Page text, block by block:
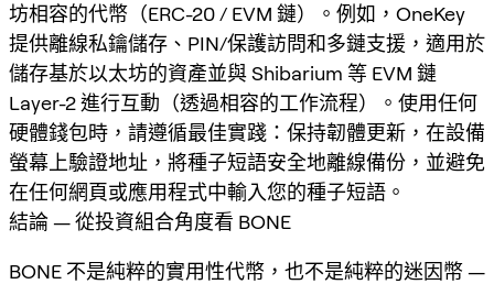
坊相容的代幣（ERC-20 / EVM 鏈）。例如，OneKey
提供離線私鑰儲存、PIN/保護訪問和多鏈支援，適用於
儲存基於以太坊的資產並與 Shibarium 等 EVM 鏈
Layer-2 進行互動（透過相容的工作流程）。使用任何
硬體錢包時，請遵循最佳實踐：保持韌體更新，在設備
螢幕上驗證地址，將種子短語安全地離線備份，並避免
在任何網頁或應用程式中輸入您的種子短語。
結論 — 從投資組合角度看 BONE
BONE 不是純粹的實用性代幣，也不是純粹的迷因幣 —